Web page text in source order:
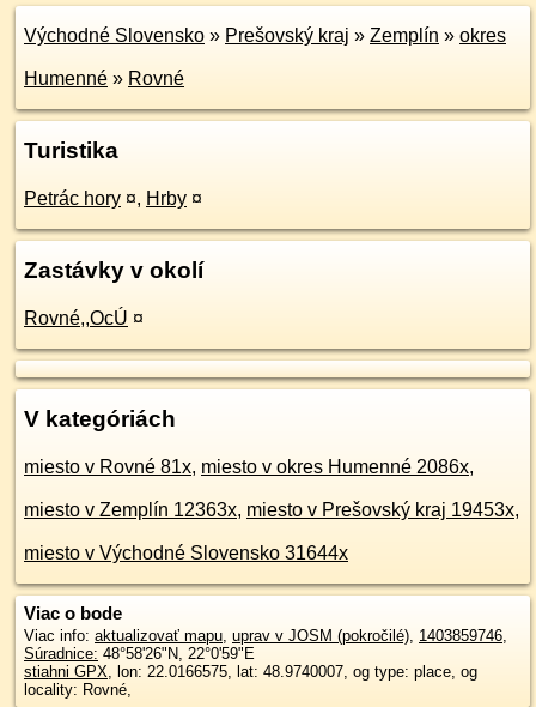
Východné Slovensko » Prešovský kraj » Zemplín » okres
Humenné » Rovné
Turistika
Petrác hory ¤, Hrby ¤
Zastávky v okolí
Rovné,,OcÚ ¤
V kategóriách
miesto v Rovné 81x, miesto v okres Humenné 2086x,
miesto v Zemplín 12363x, miesto v Prešovský kraj 19453x,
miesto v Východné Slovensko 31644x
Viac o bode
Viac info: aktualizovať mapu, uprav v JOSM (pokročilé), 1403859746,
Súradnice: 48°58'26"N, 22°0'59"E
stiahni GPX, lon: 22.0166575, lat: 48.9740007, og type: place, og
locality: Rovné,